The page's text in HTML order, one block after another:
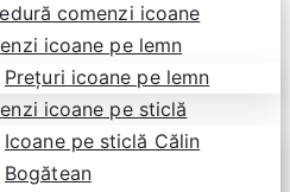
comenzi icoane
icoane pe lemn
Prețuri icoane pe lemn
icoane pe sticlă
Icoane pe sticlă Călin
Bogătean